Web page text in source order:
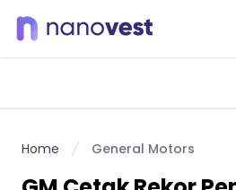
Home General Motors